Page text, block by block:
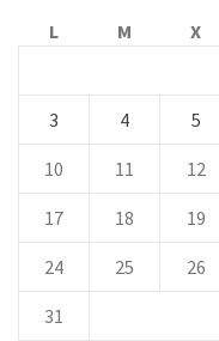
L
M X
3 4 5
10 11 12
17 18 19
24 25 26
31